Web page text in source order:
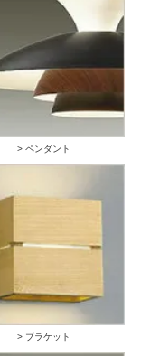
> ペンダント
> ブラケット